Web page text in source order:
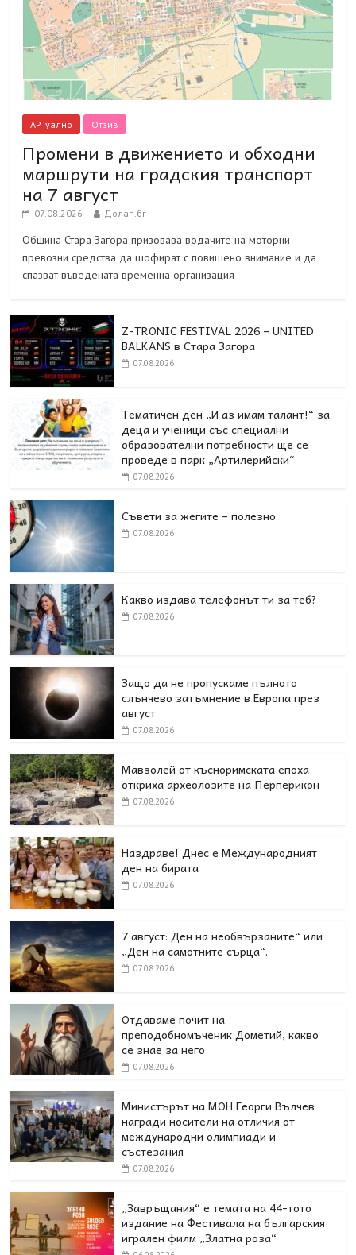
АРТуално Отзив
Промени в движението и обходни
маршрути на градския транспорт
на 7 август
07.08.2026 Долап.бг
Община Стара Загора призовава водачите на моторни
превозни средства да шофират с повишено внимание и да
спазват въведената временна организация
Z-TRONIC FESTIVAL 2026 – UNITED
BALKANS в Стара Загора
07.08.2026
Тематичен ден „И аз имам талант!“ за
деца и ученици със специални
образователни потребности ще се
проведе в парк „Артилерийски“
07.08.2026
Съвети за жегите – полезно
07.08.2026
Какво издава телефонът ти за теб?
07.08.2026
Защо да не пропускаме пълното
слънчево затъмнение в Европа през
август
07.08.2026
Мавзолей от късноримската епоха
откриха археолозите на Перперикон
07.08.2026
Наздраве! Днес е Международният
ден на бирата
07.08.2026
7 август: Ден на необвързаните“ или
„Ден на самотните сърца“.
07.08.2026
Отдаваме почит на
преподобномъченик Дометий, какво
се знае за него
07.08.2026
Министърът на МОН Георги Вълчев
награди носители на отличия от
международни олимпиади и
състезания
07.08.2026
„Завръщания“ е темата на 44-тото
издание на Фестивала на българския
игрален филм „Златна роза“